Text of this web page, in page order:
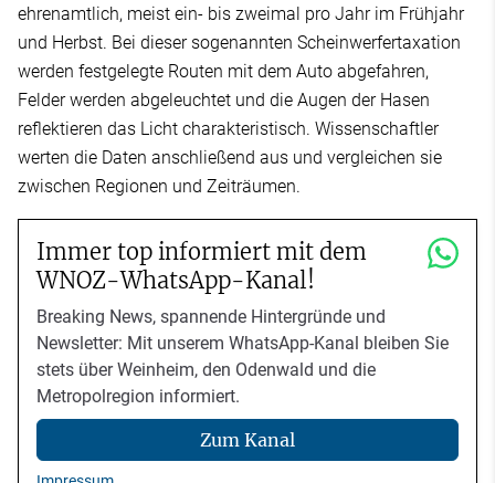
ehrenamtlich, meist ein- bis zweimal pro Jahr im Frühjahr
und Herbst. Bei dieser sogenannten Scheinwerfertaxation
werden festgelegte Routen mit dem Auto abgefahren,
Felder werden abgeleuchtet und die Augen der Hasen
reflektieren das Licht charakteristisch. Wissenschaftler
werten die Daten anschließend aus und vergleichen sie
zwischen Regionen und Zeiträumen.
Immer top informiert mit dem
WNOZ-WhatsApp-Kanal!
Breaking News, spannende Hintergründe und
Newsletter: Mit unserem WhatsApp-Kanal bleiben Sie
stets über Weinheim, den Odenwald und die
Metropolregion informiert.
Zum Kanal